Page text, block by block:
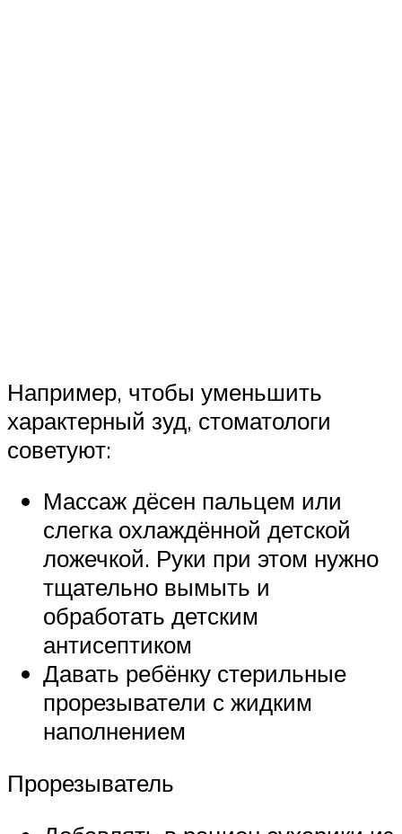
Например, чтобы уменьшить
характерный зуд, стоматологи
советуют:
Массаж дёсен пальцем или
слегка охлаждённой детской
ложечкой. Руки при этом нужно
тщательно вымыть и
обработать детским
антисептиком
Давать ребёнку стерильные
прорезыватели с жидким
наполнением
Прорезыватель